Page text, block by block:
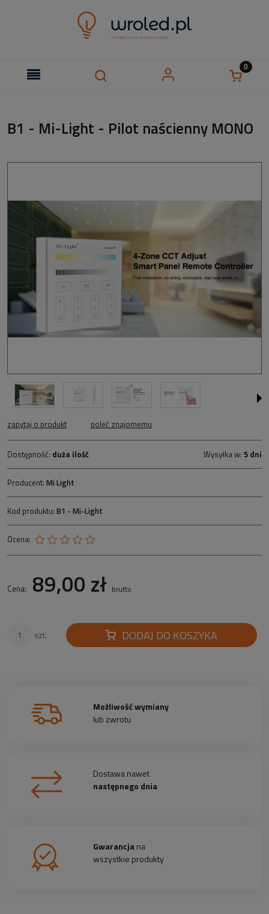
B1 - Mi-Light - Pilot naścienny MONO
zapytaj o produkt poleć znajomemu
Dostępność: duża ilość Wysyłka w: 5 dni
Producent: Mi Light
Kod produktu: B1 - Mi-Light
Ocena:
Cena: 89,00 zł brutto
szt. DODAJ DO KOSZYKA
Możliwość wymiany
lub zwrotu
Dostawa nawet
następnego dnia
Gwarancjana
wszystkie produkty